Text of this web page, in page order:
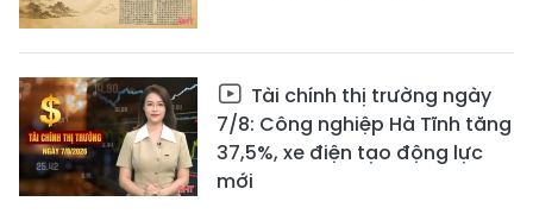
Tài chính thị trường ngày
7/8: Công nghiệp Hà Tĩnh tăng
37,5%, xe điện tạo động lực
mới